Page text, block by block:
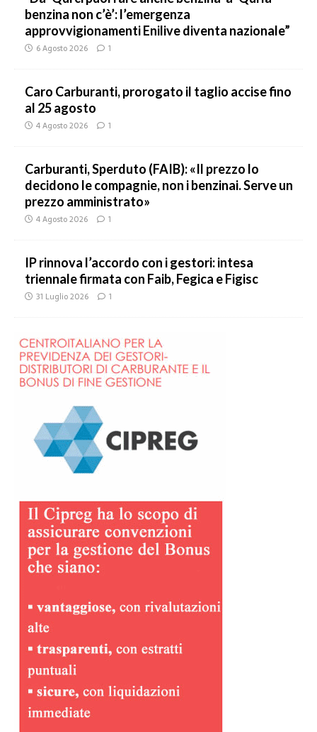
benzina non c’è’: l’emergenza
approvvigionamenti Enilive diventa nazionale”
6 Agosto 2026 1
Caro Carburanti, prorogato il taglio accise fino
al 25 agosto
4 Agosto 2026 1
Carburanti, Sperduto (FAIB): «Il prezzo lo
decidono le compagnie, non i benzinai. Serve un
prezzo amministrato»
4 Agosto 2026 1
IP rinnova l’accordo con i gestori: intesa
triennale firmata con Faib, Fegica e Figisc
31 Luglio 2026 1